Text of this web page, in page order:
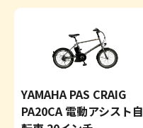
YAMAHA PAS CRAIG
PA20CA 電動アシスト自